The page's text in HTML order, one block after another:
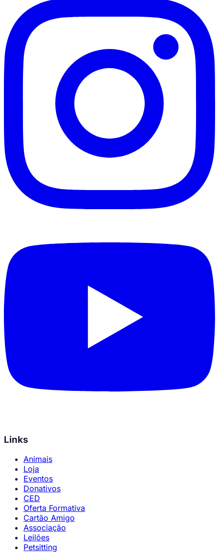
Links
Animais
Loja
Eventos
Donativos
CED
Oferta Formativa
Cartão Amigo
Associação
Leilões
Petsitting